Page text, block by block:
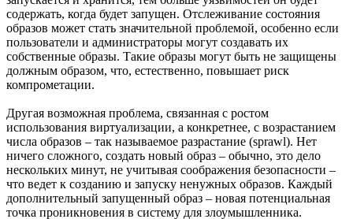
содержать, когда будет запущен. Отслеживание состояния
образов может стать значительной проблемой, особенно если
пользователи и администраторы могут создавать их
собственные образы. Такие образы могут быть не защищены
должным образом, что, естественно, повышает риск
компрометации.
Другая возможная проблема, связанная с ростом
использования виртуализации, а конкретнее, с возрастанием
числа образов – так называемое разрастание (sprawl). Нет
ничего сложного, создать новый образ – обычно, это дело
нескольких минут, не учитывая соображения безопасности –
что ведет к созданию и запуску ненужных образов. Каждый
дополнительный запущенный образ – новая потенциальная
точка проникновения в систему для злоумышленника.